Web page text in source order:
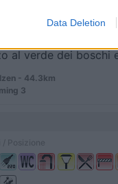
Data Deletion
al verde dei boschi
- 44.3km
3